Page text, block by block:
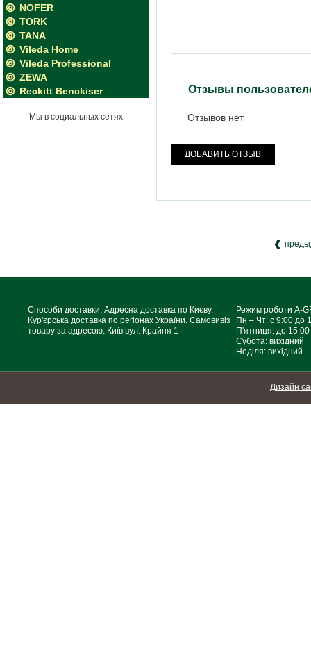
NOFER
TORK
TANA
Vileda Home
Vileda Professional
ZEWA
Reckitt Benckiser
Мы в социальных сетях
Отзывы
Отзывов нет
ДОБАВИТЬ ОТЗЫВ
Способи доставки: Адресна доставка по Києву.
Кур'єрська доставка по регіонах України. Самовивіз
товару за адресою: Київ вул. Крайня 1
Режим роботи A-
Пн – Чт: с 9:00 до
П'ятниця: до 15:00
Субота: вихідний
Неділя: вихідний
Дизайн